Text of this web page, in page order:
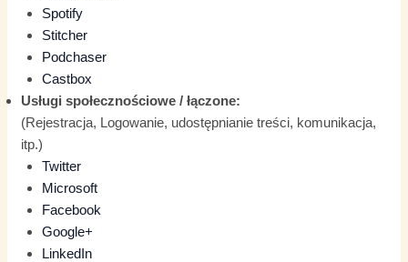
Spotify
Stitcher
Podchaser
Castbox
Usługi społecznościowe / łączone:
(Rejestracja, Logowanie, udostępnianie treści, komunikacja,
itp.)
Twitter
Microsoft
Facebook
Google+
LinkedIn